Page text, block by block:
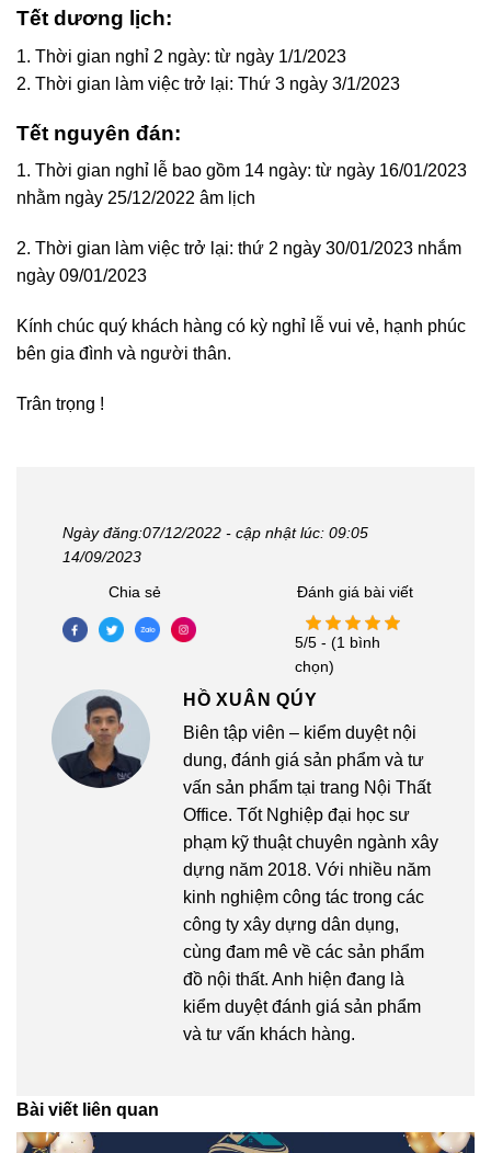
Tết dương lịch:
1. Thời gian nghỉ 2 ngày: từ ngày 1/1/2023
2. Thời gian làm việc trở lại: Thứ 3 ngày 3/1/2023
Tết nguyên đán:
1. Thời gian nghỉ lễ bao gồm 14 ngày: từ ngày 16/01/2023
nhằm ngày 25/12/2022 âm lịch
2. Thời gian làm việc trở lại: thứ 2 ngày 30/01/2023 nhắm
ngày 09/01/2023
Kính chúc quý khách hàng có kỳ nghỉ lễ vui vẻ, hạnh phúc
bên gia đình và người thân.
Trân trọng !
Ngày đăng:07/12/2022 - cập nhật lúc: 09:05
14/09/2023
Chia sẻ
Đánh giá bài viết
5/5 - (1 bình
chọn)
HỒ XUÂN QÚY
Biên tập viên – kiểm duyệt nội
dung, đánh giá sản phẩm và tư
vấn sản phẩm tại trang Nội Thất
Office. Tốt Nghiệp đại học sư
phạm kỹ thuật chuyên ngành xây
dựng năm 2018. Với nhiều năm
kinh nghiệm công tác trong các
công ty xây dựng dân dụng,
cùng đam mê về các sản phẩm
đồ nội thất. Anh hiện đang là
kiểm duyệt đánh giá sản phẩm
và tư vấn khách hàng.
Bài viết liên quan